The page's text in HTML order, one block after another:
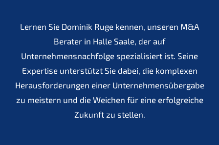
Lernen Sie Dominik Ruge kennen, unseren M&A
Berater in Halle Saale, der auf
Unternehmensnachfolge spezialisiert ist. Seine
Expertise unterstützt Sie dabei, die komplexen
Herausforderungen einer Unternehmensübergabe
zu meistern und die Weichen für eine erfolgreiche
Zukunft zu stellen.